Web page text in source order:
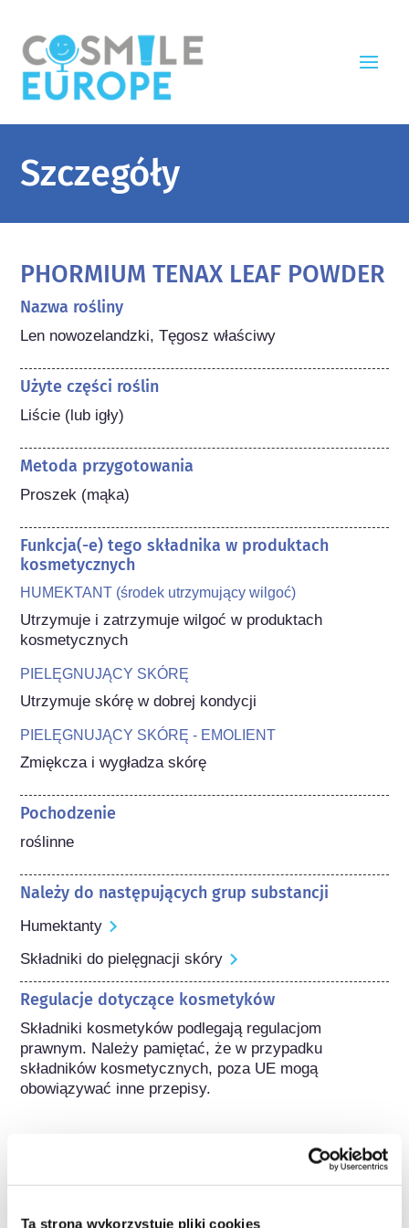
Ta strona wykorzystuje pliki cookies
Szczegóły
PHORMIUM TENAX LEAF POWDER
Nazwa rośliny
Len nowozelandzki, Tęgosz właściwy
Użyte części roślin
Liście (lub igły)
Metoda przygotowania
Proszek (mąka)
Funkcja(-e) tego składnika w produktach
kosmetycznych
HUMEKTANT (środek utrzymujący wilgoć)
Utrzymuje i zatrzymuje wilgoć w produktach
kosmetycznych
PIELĘGNUJĄCY SKÓRĘ
Utrzymuje skórę w dobrej kondycji
PIELĘGNUJĄCY SKÓRĘ - EMOLIENT
Zmiękcza i wygładza skórę
Pochodzenie
roślinne
Należy do następujących grup substancji
Humektanty
Składniki do pielęgnacji skóry
Regulacje dotyczące kosmetyków
Składniki kosmetyków podlegają regulacjom
prawnym. Należy pamiętać, że w przypadku
składników kosmetycznych, poza UE mogą
obowiązywać inne przepisy.
Poznaj swoje kosmetyki